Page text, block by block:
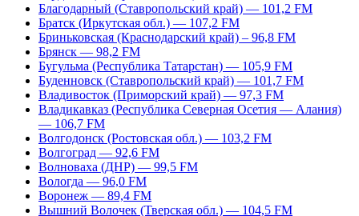
Благодарный (Ставропольский край) — 101,2 FM
Братск (Иркутская обл.) — 107,2 FM
Бриньковская (Краснодарский край) – 96,8 FM
Брянск — 98,2 FM
Бугульма (Республика Татарстан) — 105,9 FM
Буденновск (Ставропольский край) — 101,7 FM
Владивосток (Приморский край) — 97,3 FM
Владикавказ (Республика Северная Осетия — Алания)
— 106,7 FM
Волгодонск (Ростовская обл.) — 103,2 FM
Волгоград — 92,6 FM
Волноваха (ДНР) — 99,5 FM
Вологда — 96,0 FM
Воронеж — 89,4 FM
Вышний Волочек (Тверская обл.) — 104,5 FM